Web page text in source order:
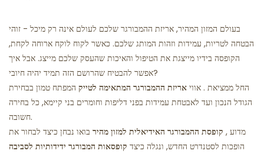
מתכלה
❖ טיפולי מחסום וציפויים
● הרמה ונשיאת עומסים
● נעילת כפתורים, לשוניות כפתור, עיצוב ללא הדבקה
● אוורור (אופציונלי)
● בידוד ושמירת חום
מחויבות אקולוגית
בעולם המזון המהיר, אריזת ההמבורגר שלכם לעולם אינה רק מיכל - זוהי
הבטחה לטריות, עמידות וזהות המותג שלכם. כאשר לקוח לוקח ארוחה לקחת,
הקופסה בידיו מייצגת את הטיפול והאיכות שהעסק שלכם מייצג. אבל איך
אפשר להבטיח שהרושם הזה תמיד יהיה חיובי?
המפתח טמון בבחירת אריזת ההמבורגר המתאימה לטייק
. החל ממציאת
הגודל הנכון ועד לאבטחת עמידות בפני דליפות וחומרים בני קיימא, כל בחירה
חשובה.
בואו נבחן כיצד לבחור את קופסת ההמבורגר האידיאלית למזון מהיר , מדוע
קופסאות המבורגר ידידותיות לסביבה הופכות לסטנדרט החדש, ונגלה כיצד